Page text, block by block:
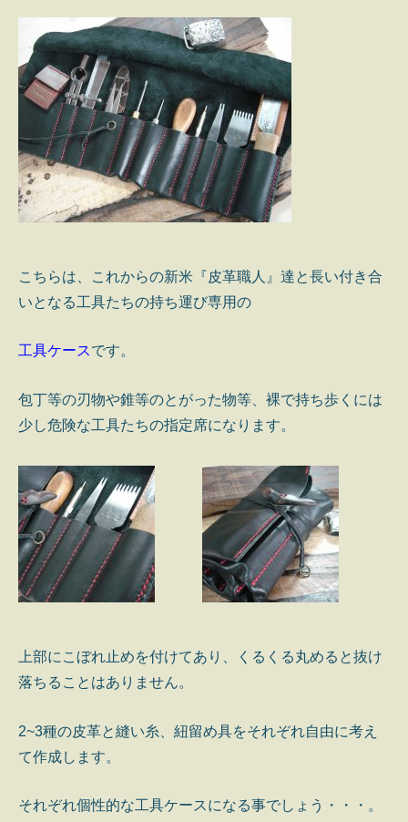
こちらは、これからの新米『皮革職人』達と長い付き合
いとなる工具たちの持ち運び専用の
工具ケースです。
包丁等の刃物や錐等のとがった物等、裸で持ち歩くには
少し危険な工具たちの指定席になります。
上部にこぼれ止めを付けてあり、くるくる丸めると抜け
落ちることはありません。
2~3種の皮革と縫い糸、紐留め具をそれぞれ自由に考え
て作成します。
それぞれ個性的な工具ケースになる事でしょう・・・。